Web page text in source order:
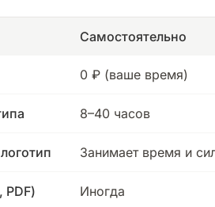
Самостоятельно
0 ₽ (ваше время)
8–40 часов
Занимает время и
PDF) Иногда